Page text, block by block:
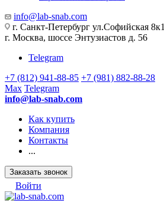
info@lab-snab.com
г. Санкт-Петербург ул.Софийская 8к1
г. Москва, шоссе Энтузиастов д. 56
Telegram
+7 (812) 941-88-85 +7 (981) 882-88-28
Max Telegram
info@lab-snab.com
Как купить
Компания
Контакты
...
Заказать звонок
Войти